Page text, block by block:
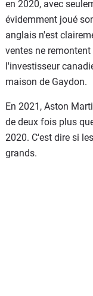
en 2020, avec
évidemment joué
anglais n'est
ventes ne
l'investisseur
maison de Gaydon.
En 2021, Aston
de deux fois plus
2020. C'est dire si
grands.